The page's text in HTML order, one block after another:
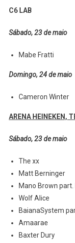
C6 LAB
Sábado, 23 de maio
Mabe Fratti
Domingo, 24 de maio
Cameron Winter
ARENA HEINEKEN,
Sábado, 23 de maio
The xx
Matt Berninger
Mano Brown
Wolf Alice
BaianaSystem
Amaarae
Baxter Dury